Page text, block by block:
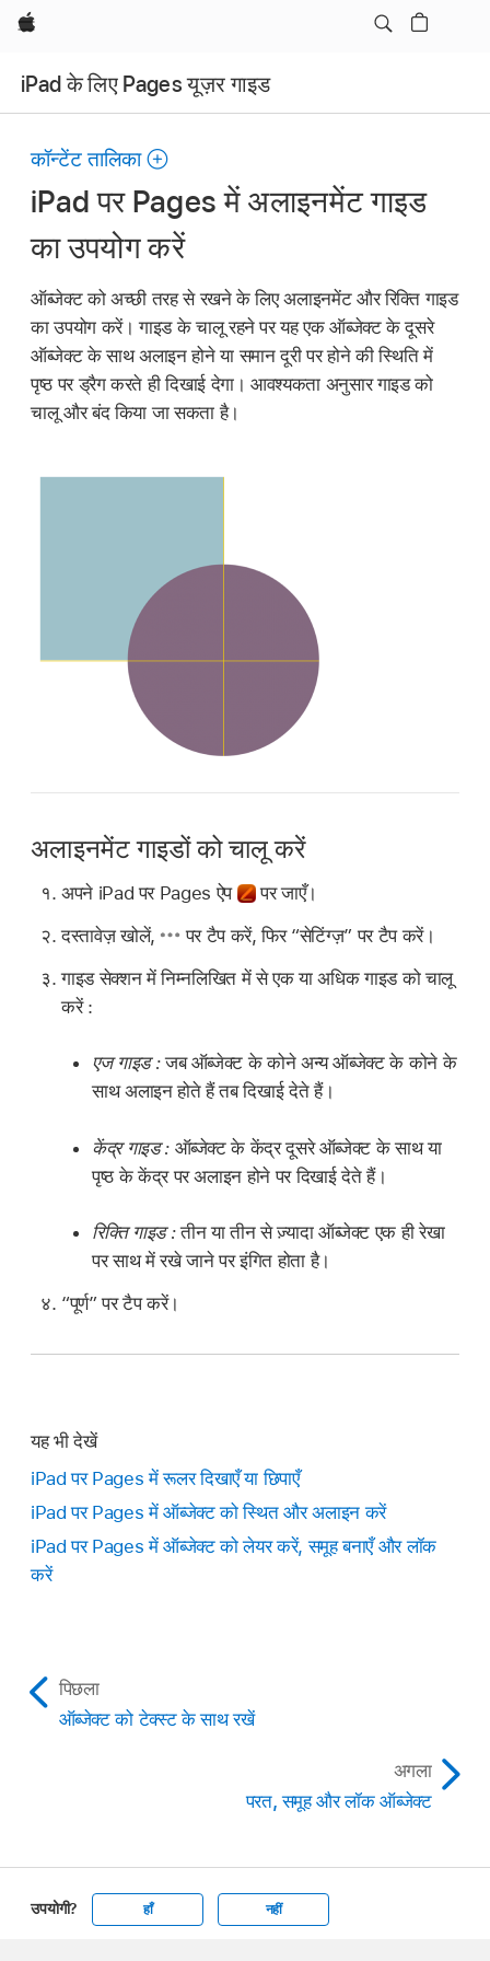
Apple
iPad के लिए Pages यूज़र गाइड
कॉन्टेंट तालिका
iPad पर Pages में अलाइनमेंट गाइड
का उपयोग करें
ऑब्जेक्ट को अच्छी तरह से रखने के लिए अलाइनमेंट और रिक्ति गाइड
का उपयोग करें। गाइड के चालू रहने पर यह एक ऑब्जेक्ट के दूसरे
ऑब्जेक्ट के साथ अलाइन होने या समान दूरी पर होने की स्थिति में
पृष्ठ पर ड्रैग करते ही दिखाई देगा। आवश्यकता अनुसार गाइड को
चालू और बंद किया जा सकता है।
अलाइनमेंट गाइडों को चालू करें
अपने iPad पर Pages ऐप
पर जाएँ।
दस्तावेज़ खोलें,
पर टैप करें, फिर “सेटिंग्ज़” पर टैप करें।
गाइड सेक्शन में निम्नलिखित में से एक या अधिक गाइड को चालू
करें :
एज गाइड :जब ऑब्जेक्ट के कोने अन्य ऑब्जेक्ट के कोने के
साथ अलाइन होते हैं तब दिखाई देते हैं।
केंद्र गाइड : ऑब्जेक्ट के केंद्र दूसरे ऑब्जेक्ट के साथ या
पृष्ठ के केंद्र पर अलाइन होने पर दिखाई देते हैं।
रिक्ति गाइड :तीन या तीन से ज़्यादा ऑब्जेक्ट एक ही रेखा
पर साथ में रखे जाने पर इंगित होता है।
“पूर्ण” पर टैप करें।
यह भी देखें
iPad पर Pages में रूलर दिखाएँ या छिपाएँ
iPad पर Pages में ऑब्जेक्ट को स्थित और अलाइन करें
iPad पर Pages में ऑब्जेक्ट को लेयर करें, समूह बनाएँ और लॉक
करें
पिछला
ऑब्जेक्ट को टेक्स्ट के साथ रखें
अगला
परत, समूह और लॉक ऑब्जेक्ट
उपयोगी? हाँ नहीं